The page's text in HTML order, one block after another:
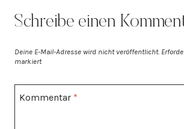
Schreibe einen
Deine E-Mail-Adresse wird nicht veröffentlicht.
markiert
Kommentar *